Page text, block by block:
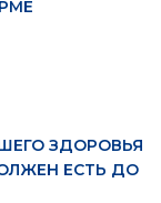
ЗДОРОВЬЯ
ЕСТЬ ДО